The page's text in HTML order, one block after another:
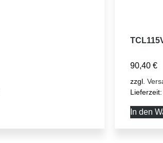
90,40 €
zzgl.
Lieferzeit:
In den